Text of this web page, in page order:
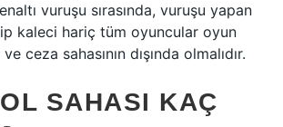
vuruşu sırasında, vuruşu yapan
kaleci hariç tüm oyuncular oyun
ceza sahasının dışında olmalıdır.
SAHASI KAÇ